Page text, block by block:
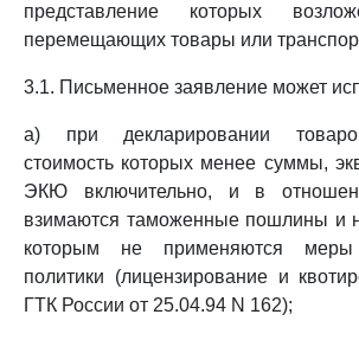
представление которых
перемещающих товары или
3.1. Письменное заявление может
а) при декларировании
стоимость которых менее суммы,
ЭКЮ включительно, и в
взимаются таможенные пошлины и
которым не применяются меры
политики (лицензирование и
ГТК России от 25.04.94 N 162);